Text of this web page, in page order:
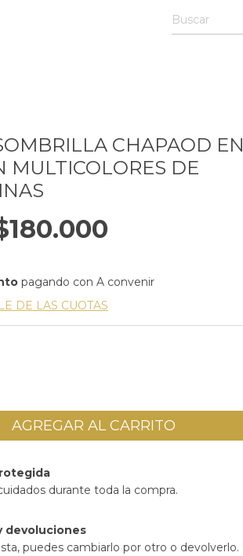
CHAPAOD EN
MULTICOLORES DE
pagando con A convenir
DE LAS CUOTAS
durante toda la compra.
devoluciones
puedes cambiarlo por otro o devolverlo.